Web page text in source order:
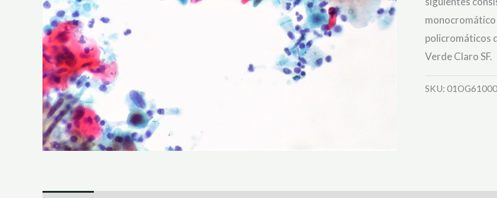
monocromático
policromáticos
Verde Claro SF.
SKU: 01OG61000